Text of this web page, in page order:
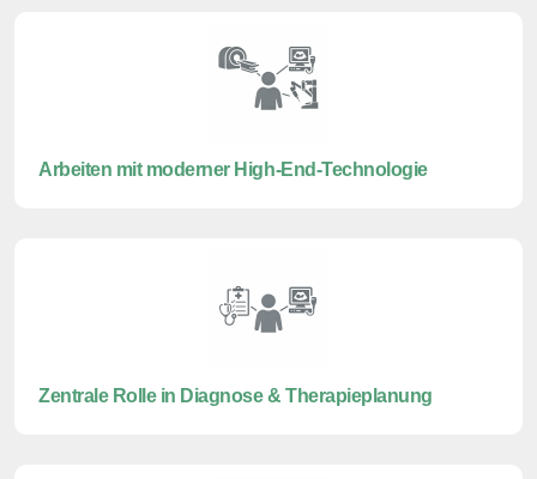
Arbeiten mit moderner High-End-Technologie
Zentrale Rolle in Diagnose & Therapieplanung